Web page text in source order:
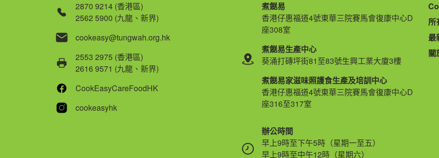
2870 9214 (香港區)
2562 5900 (九龍、新界)
cookeasy@tungwah.org.hk
2553 2975 (香港區)
2616 9571 (九龍、新界)
CookEasyCareFoodHK
cookeasyhk
煮餸易
香港仔惠福道4號東華三院賽馬會復康中心D
座308室
煮餸易生產中心
葵涌打磚坪街81至83號生興工業大廈3樓
煮餸易家滋味照護食生產及培訓中心
香港仔惠福道4號東華三院賽馬會復康中心D
座316至317室
辦公時間
早上9時至下午5時（星期一至五）
早上9時至中午12時（星期六）
所
最
關